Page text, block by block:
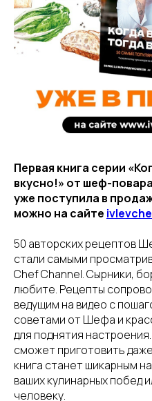
Первая книга серии
вкусно!» от шеф-
уже поступила в
можно на сайте
50 авторских рецептов
стали самыми
Chef Channel. Сырники,
любите. Рецепты
ведущим на видео с
советами от Шефа и
для поднятия
сможет приготовить
книга станет шикарным
ваших кулинарных побед
человеку.